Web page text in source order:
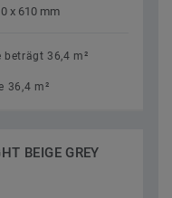
x 610 mm
beträgt 36,4 m²
36,4 m²
BEIGE GREY